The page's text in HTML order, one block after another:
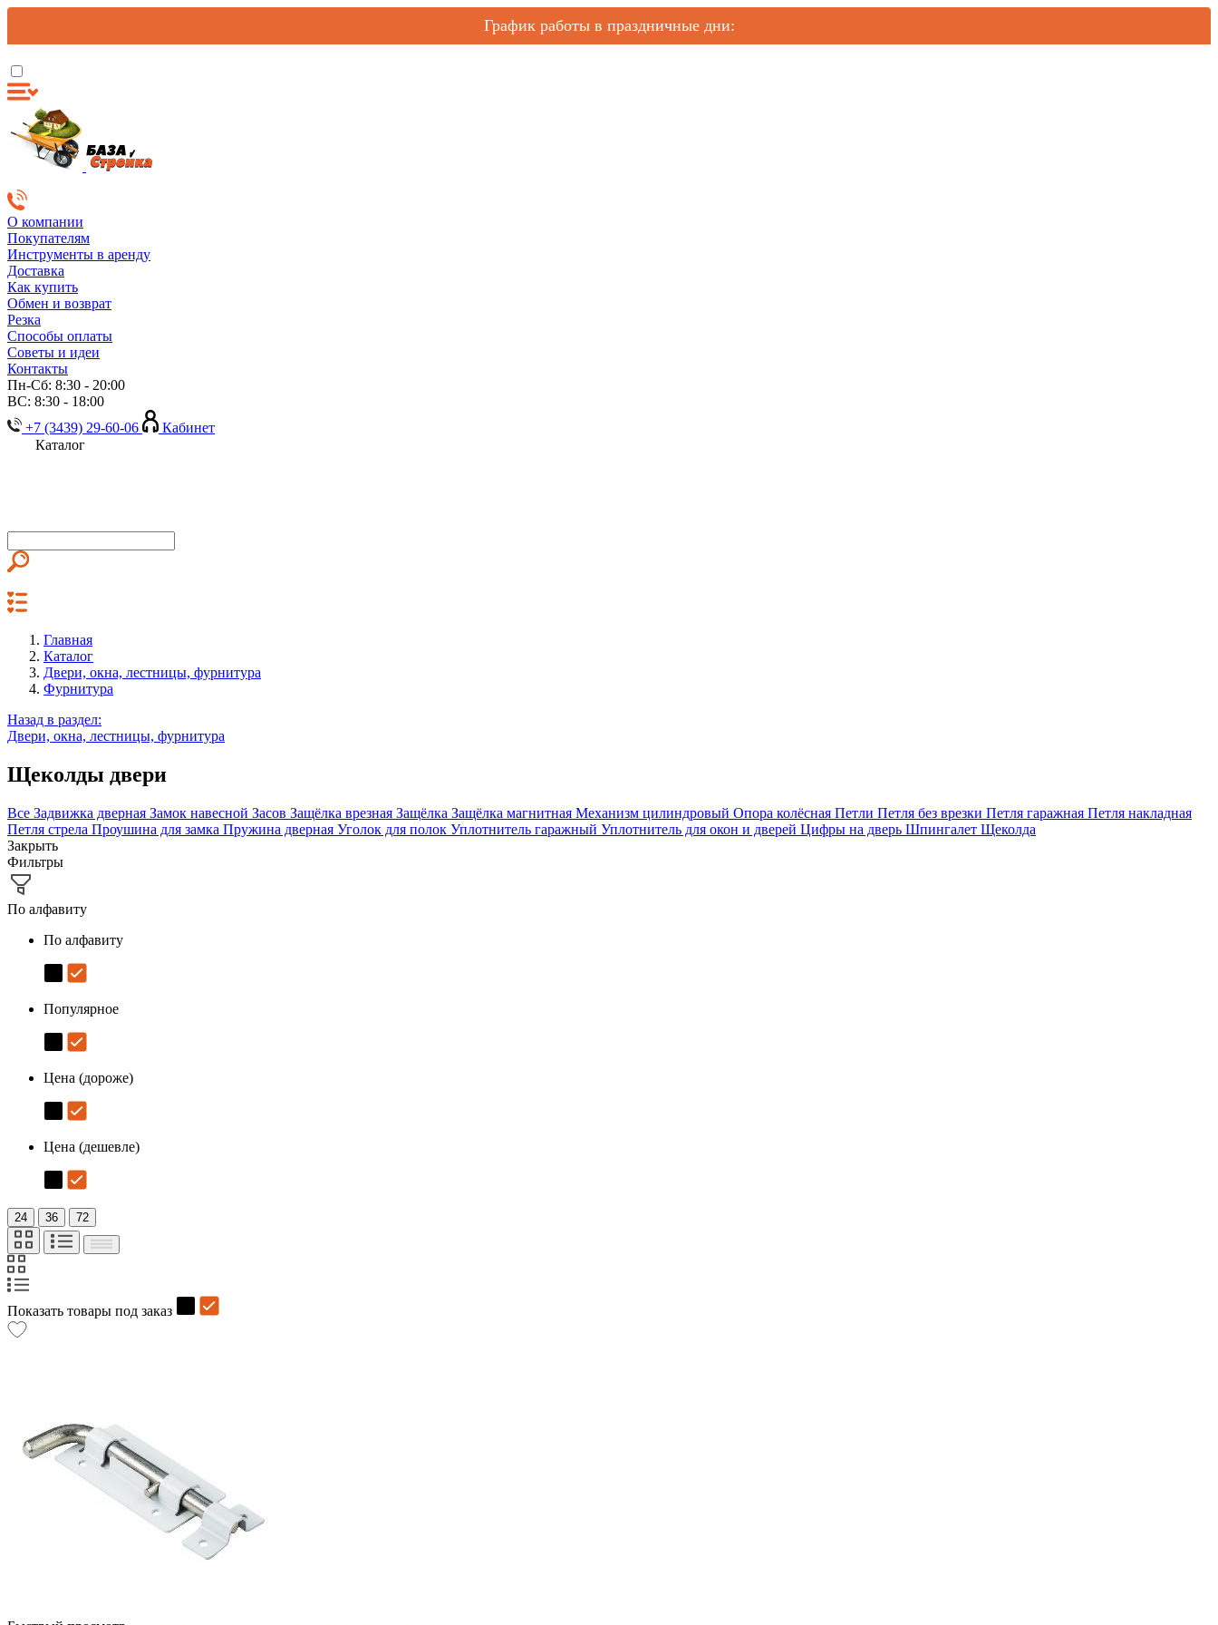
График работы в праздничные дни:
О компании
Покупателям
Инструменты в аренду
Доставка
Как купить
Обмен и возврат
Резка
Способы оплаты
Советы и идеи
Контакты
Пн-Сб: 8:30 - 20:00
ВС: 8:30 - 18:00
+7 (3439) 29-60-06
Кабинет
Каталог
Главная
Каталог
Двери, окна, лестницы, фурнитура
Фурнитура
Назад в раздел:
Двери, окна, лестницы, фурнитура
Щеколды двери
Все Задвижка дверная Замок навесной Засов Защёлка врезная Защёлка Защёлка магнитная Механизм цилиндровый Опора колёсная Петли Петля без врезки Петля гаражная Петля накладная
Петля стрела Проушина для замка Пружина дверная Уголок для полок Уплотнитель гаражный Уплотнитель для окон и дверей Цифры на дверь Шпингалет Щеколда
Закрыть
Фильтры
По алфавиту
По алфавиту
Популярное
Цена (дороже)
Цена (дешевле)
24 36 72
Показать товары под заказ